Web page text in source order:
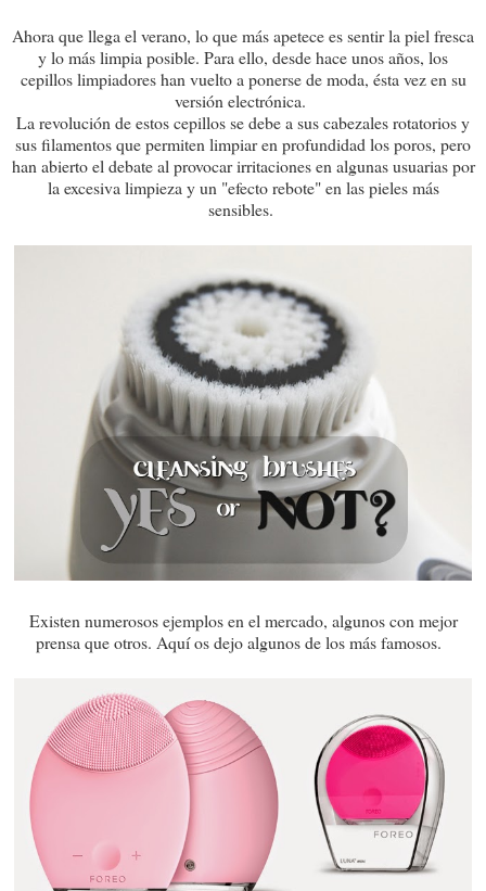
Ahora que llega el verano, lo que más apetece es sentir la piel fresca
y lo más limpia posible. Para ello, desde hace unos años, los
cepillos limpiadores han vuelto a ponerse de moda, ésta vez en su
versión electrónica.
La revolución de estos cepillos se debe a sus cabezales rotatorios y
sus filamentos que permiten limpiar en profundidad los poros, pero
han abierto el debate al provocar irritaciones en algunas usuarias por
la excesiva limpieza y un "efecto rebote" en las pieles más
sensibles.
Existen numerosos ejemplos en el mercado, algunos con mejor
prensa que otros. Aquí os dejo algunos de los más famosos.